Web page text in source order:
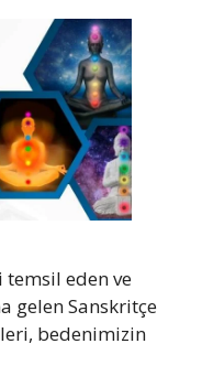
temsil eden ve
gelen Sanskritçe
bedenimizin